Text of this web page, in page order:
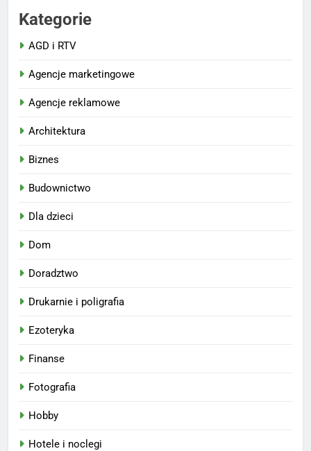
Kategorie
AGD i RTV
Agencje marketingowe
Agencje reklamowe
Architektura
Biznes
Budownictwo
Dla dzieci
Dom
Doradztwo
Drukarnie i poligrafia
Ezoteryka
Finanse
Fotografia
Hobby
Hotele i noclegi